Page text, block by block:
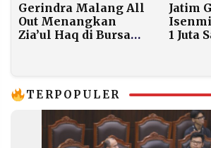
Gerindra Malang All
Out Menangkan
Zia’ul Haq di Bursa
Jatim
1 Juta
TERPOPULER